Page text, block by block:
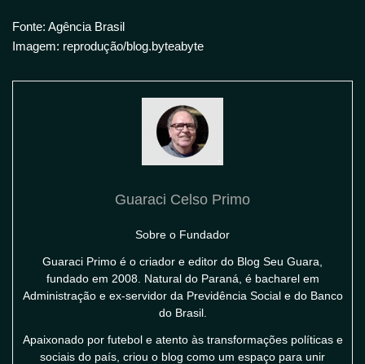
Fonte: Agência Brasil
Imagem: reprodução/blog.byteabyte
Guaraci Celso Primo
Sobre o Fundador
Guaraci Primo é o criador e editor do Blog Seu Guara,
fundado em 2008. Natural do Paraná, é bacharel em
Administração e ex-servidor da Previdência Social e do Banco
do Brasil.
Apaixonado por futebol e atento às transformações políticas e
sociais do país, criou o blog como um espaço para unir